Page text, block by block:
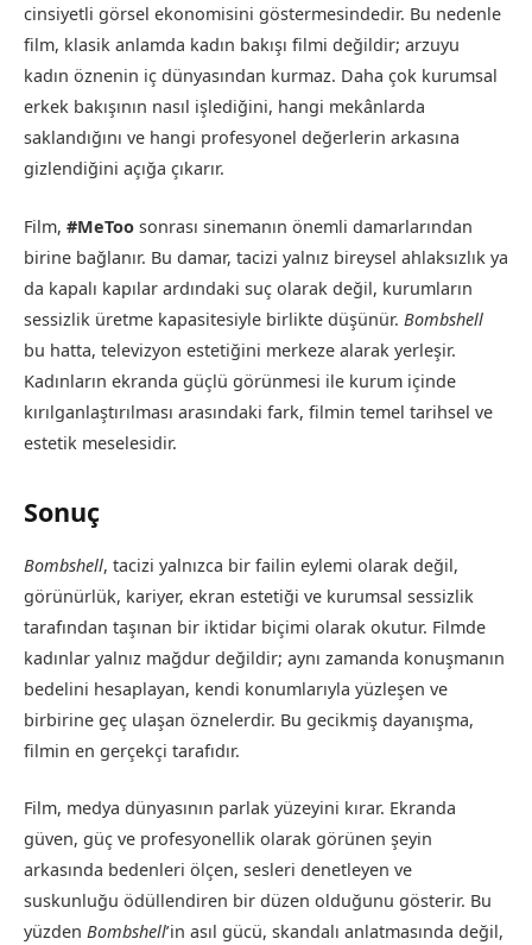
cinsiyetli görsel ekonomisini göstermesindedir. Bu nedenle
film, klasik anlamda kadın bakışı filmi değildir; arzuyu
kadın öznenin iç dünyasından kurmaz. Daha çok kurumsal
erkek bakışının nasıl işlediğini, hangi mekânlarda
saklandığını ve hangi profesyonel değerlerin arkasına
gizlendiğini açığa çıkarır.
Film, #MeToo sonrası sinemanın önemli damarlarından
birine bağlanır. Bu damar, tacizi yalnız bireysel ahlaksızlık ya
da kapalı kapılar ardındaki suç olarak değil, kurumların
sessizlik üretme kapasitesiyle birlikte düşünür. Bombshell
bu hatta, televizyon estetiğini merkeze alarak yerleşir.
Kadınların ekranda güçlü görünmesi ile kurum içinde
kırılganlaştırılması arasındaki fark, filmin temel tarihsel ve
estetik meselesidir.
Sonuç
Bombshell, tacizi yalnızca bir failin eylemi olarak değil,
görünürlük, kariyer, ekran estetiği ve kurumsal sessizlik
tarafından taşınan bir iktidar biçimi olarak okutur. Filmde
kadınlar yalnız mağdur değildir; aynı zamanda konuşmanın
bedelini hesaplayan, kendi konumlarıyla yüzleşen ve
birbirine geç ulaşan öznelerdir. Bu gecikmiş dayanışma,
filmin en gerçekçi tarafıdır.
Film, medya dünyasının parlak yüzeyini kırar. Ekranda
güven, güç ve profesyonellik olarak görünen şeyin
arkasında bedenleri ölçen, sesleri denetleyen ve
suskunluğu ödüllendiren bir düzen olduğunu gösterir. Bu
yüzden Bombshell’in asıl gücü, skandalı anlatmasında değil,